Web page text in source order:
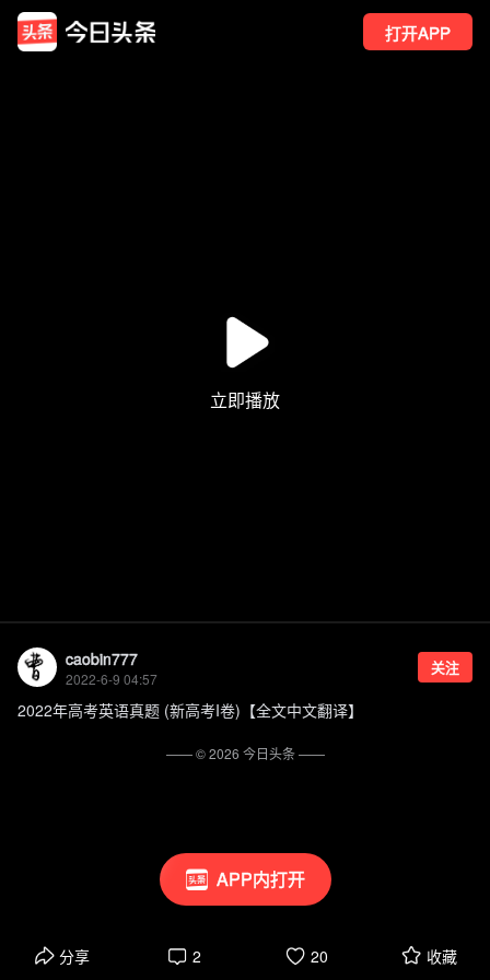
打开APP
APP内打开
caobin777
2022-6-9 04:57
关注
2022年高考英语真题 (新高考I卷)【全文中文翻译】
分享 2 20 收藏
—— ©2026 今日头条——